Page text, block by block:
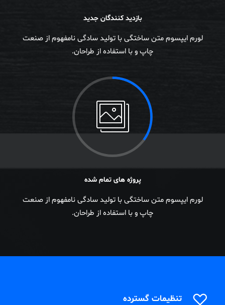
بازدید کنندگان جدید
لورم ایپسوم متن ساختگی با تولید سادگی نامفهوم از صنعت
چاپ و با استفاده از طراحان.
پروژه های تمام شده
لورم ایپسوم متن ساختگی با تولید سادگی نامفهوم از صنعت
چاپ و با استفاده از طراحان.
تنظیمات گسترده